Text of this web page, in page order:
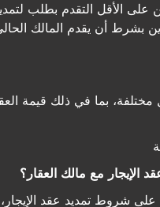
الأقل التقدم بطلب
بشرط أن یقدم المالك
بما في ذلك قیمة
شروط تمدید عقد